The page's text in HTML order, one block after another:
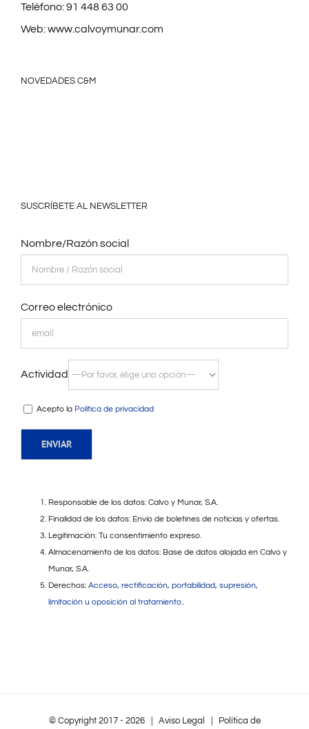
Teléfono:91 448 63 00
Web:www.calvoymunar.com
NOVEDADES C&M
SUSCRÍBETE AL NEWSLETTER
Nombre/Razón social
Correo electrónico
Actividad
Acepto la Política de privacidad
Responsable de los datos: Calvo y Munar, S.A.
Finalidad de los datos: Envío de boletines de noticias y ofertas.
Legitimación: Tu consentimiento expreso.
Almacenamiento de los datos: Base de datos alojada en Calvo y
Munar, S.A.
Derechos: Acceso, rectificación, portabilidad, supresión,
limitación u oposición al tratamiento..
© Copyright 2017 - 2026 | Aviso Legal Política de